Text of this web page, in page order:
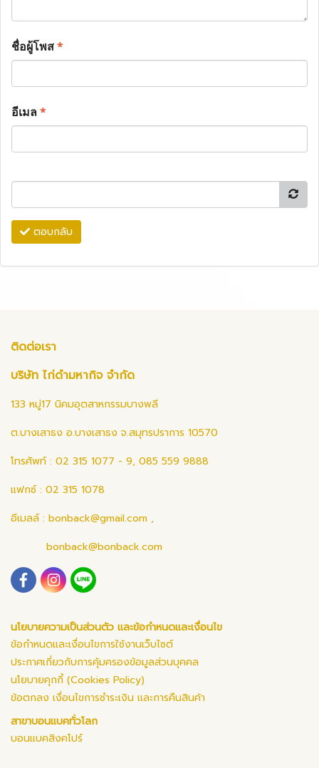
ชื่อผู้โพส*
อีเมล*
ตอบกลับ
ติดต่อเรา
บริษัท ไก่ดำมหากิจ จำกัด
133 หมู่17 นิคมอุตสาหกรรมบางพลี
ต.บางเสาธง อ.บางเสาธง จ.สมุทรปราการ 10570
โทรศัพท์ : 02 315 1077 - 9, 085 559 9888
แฟกซ์ : 02 315 1078
อีเมลล์ : bonback@gmail.com ,
bonback@bonback.com
นโยบายความเป็นส่วนตัว และข้อกำหนดและเงื่อนไข
ข้อกำหนดและเงื่อนไขการใช้งานเว็บไซต์
ประกาศเกี่ยวกับการคุ้มครองข้อมูลส่วนบุคคล
นโยบายคุกกี้ (Cookies Policy)
ข้อตกลง เงื่อนไขการชำระเงิน และการคืนสินค้า
สาขาบอนแบคทั่วโลก
บอนแบคสิงคโปร์